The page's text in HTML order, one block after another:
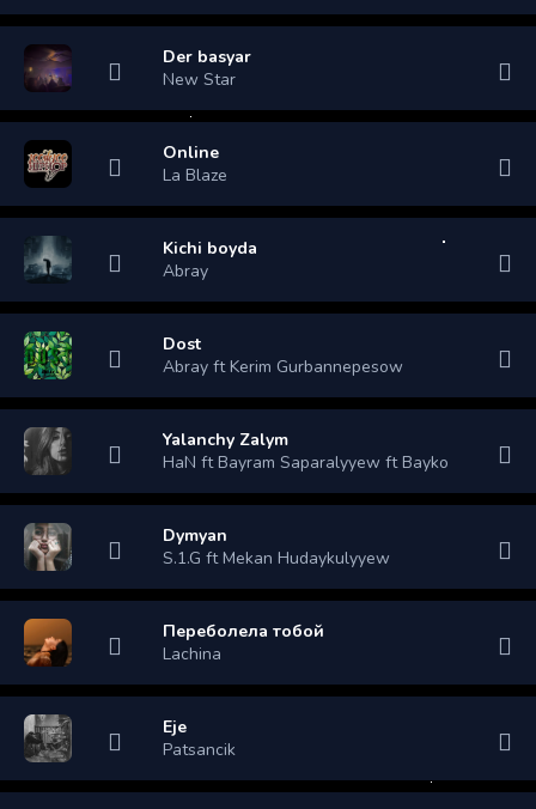
Der basyar
New Star
Online
La Blaze
Kichi boyda
Abray
Dost
Abray ft Kerim Gurbannepesow
Yalanchy Zalym
HaN ft Bayram Saparalyyew ft Bayko
Dymyan
S.1.G ft Mekan Hudaykulyyew
Переболела тобой
Lachina
Eje
Patsancik